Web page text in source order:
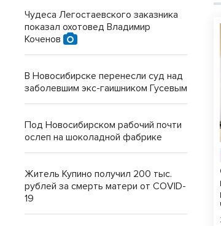
Чудеса Легостаевского заказника
показал охотовед Владимир
Коченов
В Новосибирске перенесли суд над
заболевшим экс-гаишником Гусевым
Под Новосибирском рабочий почти
ослеп на шоколадной фабрике
Житель Купино получил 200 тыс.
рублей за смерть матери от COVID-
19